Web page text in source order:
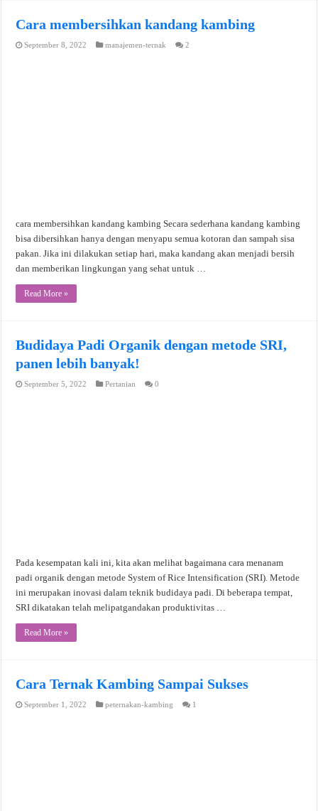
Cara membersihkan kandang kambing
September 8, 2022 manajemen-ternak 2
cara membersihkan kandang kambing Secara sederhana kandang kambing
bisa dibersihkan hanya dengan menyapu semua kotoran dan sampah sisa
pakan. Jika ini dilakukan setiap hari, maka kandang akan menjadi bersih
dan memberikan lingkungan yang sehat untuk …
Read More »
Budidaya Padi Organik dengan metode SRI,
panen lebih banyak!
September 5, 2022 Pertanian 0
Pada kesempatan kali ini, kita akan melihat bagaimana cara menanam
padi organik dengan metode System of Rice Intensification (SRI). Metode
ini merupakan inovasi dalam teknik budidaya padi. Di beberapa tempat,
SRI dikatakan telah melipatgandakan produktivitas …
Read More »
Cara Ternak Kambing Sampai Sukses
September 1, 2022 peternakan-kambing 1